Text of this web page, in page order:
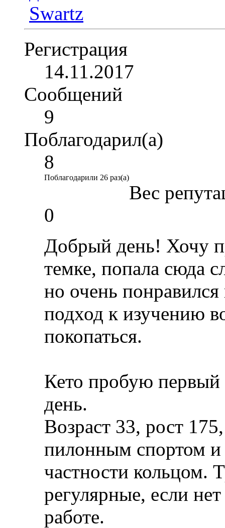
Регистрация
14.11.2017
Сообщений
9
Поблагодарил(а)
8
Поблагодарили 26 раз(а)
Вес
0
Добрый день! Хочу
темке, попала сюда
но очень
подход к изучению
покопаться.
Кето пробую
день.
Возраст 33, рост
пилонным спортом и
частности кольцом.
регулярные, если
работе.